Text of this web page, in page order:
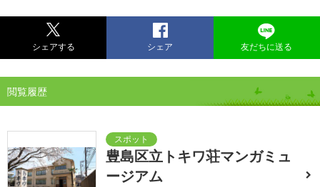
シェアする シェア 友だちに送る
閲覧履歴
豊島区立トキワ荘マンガミュ
ージアム